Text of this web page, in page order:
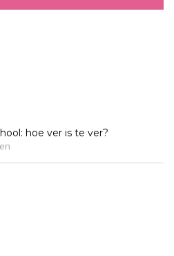
hoe ver is te ver?